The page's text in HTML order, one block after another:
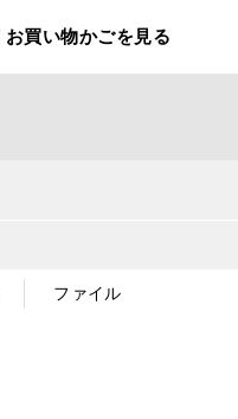
お買い物かごを見る
ファイル